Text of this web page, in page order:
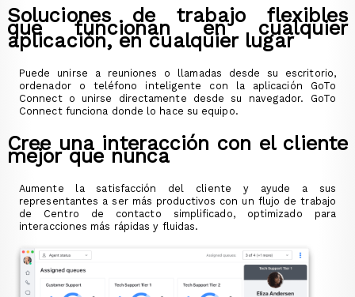
Soluciones de trabajo flexibles
que funcionan en cualquier
aplicación, en cualquier lugar
Puede unirse a reuniones o llamadas desde su escritorio,
ordenador o teléfono inteligente con la aplicación GoTo
Connect o unirse directamente desde su navegador. GoTo
Connect funciona donde lo hace su equipo.
Cree una interacción con el cliente
mejor que nunca
Aumente la satisfacción del cliente y ayude a sus
representantes a ser más productivos con un flujo de trabajo
de Centro de contacto simplificado, optimizado para
interacciones más rápidas y fluidas.